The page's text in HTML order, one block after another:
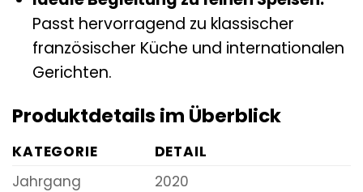
Passt hervorragend zu klassischer
französischer Küche und internationalen
Gerichten.
Produktdetails im Überblick
KATEGORIE
DETAIL
Jahrgang
2020